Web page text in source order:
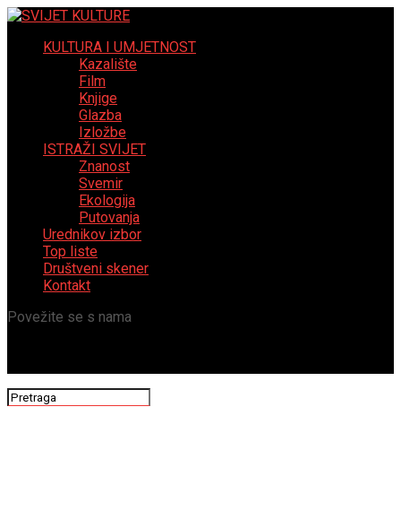
KULTURA I UMJETNOST
Kazalište
Film
Knjige
Glazba
Izložbe
ISTRAŽI SVIJET
Znanost
Svemir
Ekologija
Putovanja
Urednikov izbor
Top liste
Društveni skener
Kontakt
Povežite se s nama